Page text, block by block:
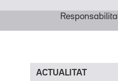
ACTUALITAT